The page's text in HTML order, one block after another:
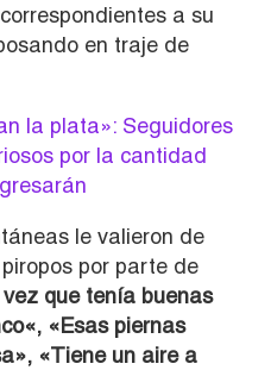
a su
en traje de
la plata»: Seguidores
por la cantidad
le valieron de
por parte de
que tenía buenas
«Esas piernas
«Tiene un aire a